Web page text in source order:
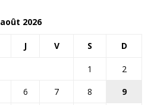
août 2026
J V S D
1
2
6 7 8
9